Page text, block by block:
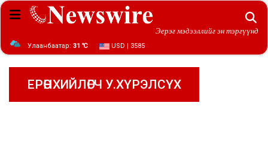
Эерэг мэдээллийг эн тэргүүнд
Улаанбаатар: 31 ℃ USD | 3585
ЕРӨНХИЙЛӨГЧ У.ХҮРЭЛСҮХ